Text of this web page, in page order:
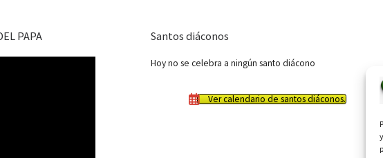
PAPA Santos diáconos
Hoy no se celebra a ningún santo diácono
Ver calendario de santos diáconos.